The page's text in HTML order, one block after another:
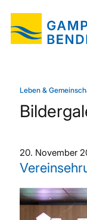
Leben &
20. November